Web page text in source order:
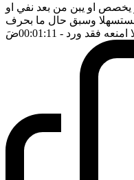
يخصص او يبن من بعد نفي او
وسبق حال ما بحرف
امنعه فقد ورد - 00:01:11 ضَ